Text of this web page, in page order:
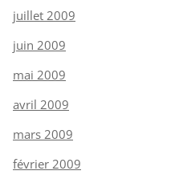
juillet 2009
juin 2009
mai 2009
avril 2009
mars 2009
février 2009